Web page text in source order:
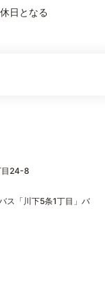
日となる
目24-8
ス「川下5条1丁目」バ